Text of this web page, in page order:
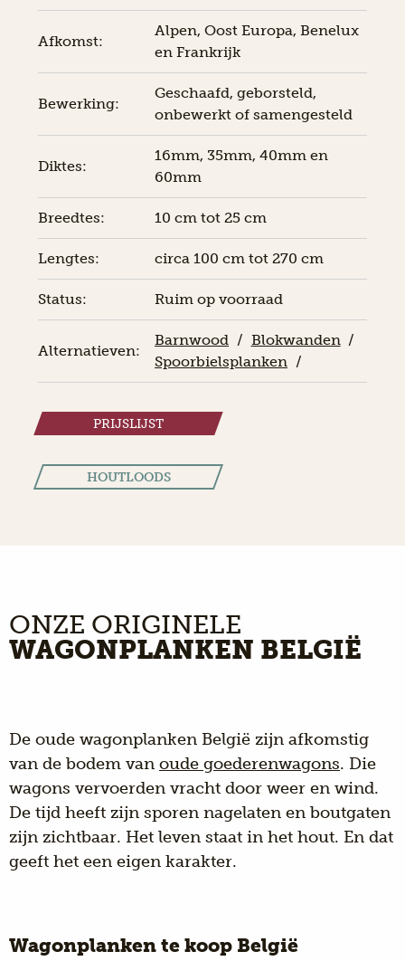
Afkomst:
Alpen, Oost Europa, Benelux
en Frankrijk
Bewerking:
Geschaafd, geborsteld,
onbewerkt of samengesteld
Diktes:
16mm, 35mm, 40mm en
60mm
Breedtes: 10 cm tot 25 cm
Lengtes: circa 100 cm tot 270 cm
Status: Ruim op voorraad
Alternatieven:
Barnwood / Blokwanden /
Spoorbielsplanken /
PRIJSLIJST
HOUTLOODS
ONZE ORIGINELE
WAGONPLANKEN BELGIË
De oude wagonplanken België zijn afkomstig
van de bodem van oude goederenwagons. Die
wagons vervoerden vracht door weer en wind.
De tijd heeft zijn sporen nagelaten en boutgaten
zijn zichtbaar. Het leven staat in het hout. En dat
geeft het een eigen karakter.
Wagonplanken te koop België